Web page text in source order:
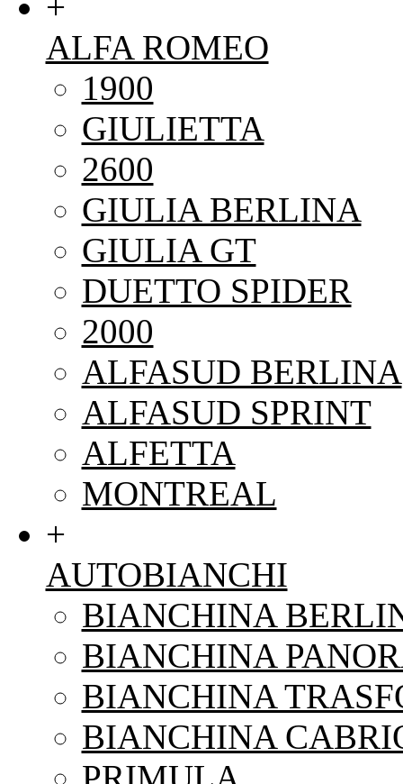
ALFA ROMEO
1900
GIULIETTA
2600
GIULIA BERLINA
GIULIA GT
DUETTO SPIDER
2000
ALFASUD BERLINA
ALFASUD SPRINT
ALFETTA
MONTREAL
+
AUTOBIANCHI
BIANCHINA
BIANCHINA
BIANCHINA
BIANCHINA